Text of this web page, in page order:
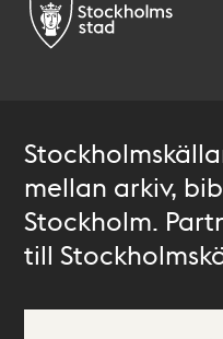
mellan arkiv,
Stockholm.
till